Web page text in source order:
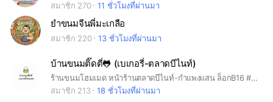
สมาชิก 270
11 ชั่วโมงที่ผ่านมา
ยำขนมจีนพี่มะเกลือ
สมาชิก 220 13 ชั่วโมงที่ผ่านมา
บ้านขนมติ๊ดตี่🐸 (เบเกอรี่-ตลาดบีไนท์)
ร้านขนมโฮมเมด หน้าร้านตลาดบีไนท์-กำแพงแสน ล็อกB16 #บ้านขนมติ๊ดตี่ #บราวนี่ #ครอฟเฟิล #มาการอง
สมาชิก 213
18 ชั่วโมงที่ผ่านมา